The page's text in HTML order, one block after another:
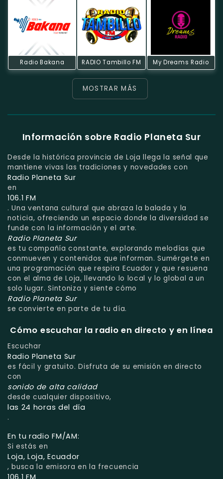
Radio Bakana RADIO Tambillo FM My Dreams Radio
MOSTRAR MÁS
Información sobre Radio Planeta Sur
Desde la histórica provincia de Loja llega la señal que
mantiene vivas las tradiciones y novedades con
Radio Planeta Sur
en
106.1 FM
. Una ventana cultural que abraza la balada y la
noticia, ofreciendo un espacio donde la diversidad se
funde con la información y el arte.
Radio Planeta Sur
es tu compañía constante, explorando melodías que
conmueven y contenidos que informan. Sumérgete en
una programación que respira Ecuador y que resuena
con el alma de Loja, llevando lo local y lo global a un
solo lugar. Sintoniza y siente cómo
Radio Planeta Sur
se convierte en parte de tu día.
Cómo escuchar la radio en directo y en línea
Escuchar
Radio Planeta Sur
es fácil y gratuito. Disfruta de su emisión en directo
con
sonido de alta calidad
desde cualquier dispositivo,
las 24 horas del día
.
En tu radio FM/AM:
Si estás en
Loja, Loja, Ecuador
, busca la emisora en la frecuencia